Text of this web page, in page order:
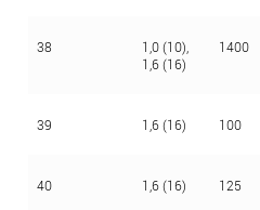
38
1,0 (10),
1,6 (16)
1400
39 1,6 (16) 100
40 1,6 (16) 125